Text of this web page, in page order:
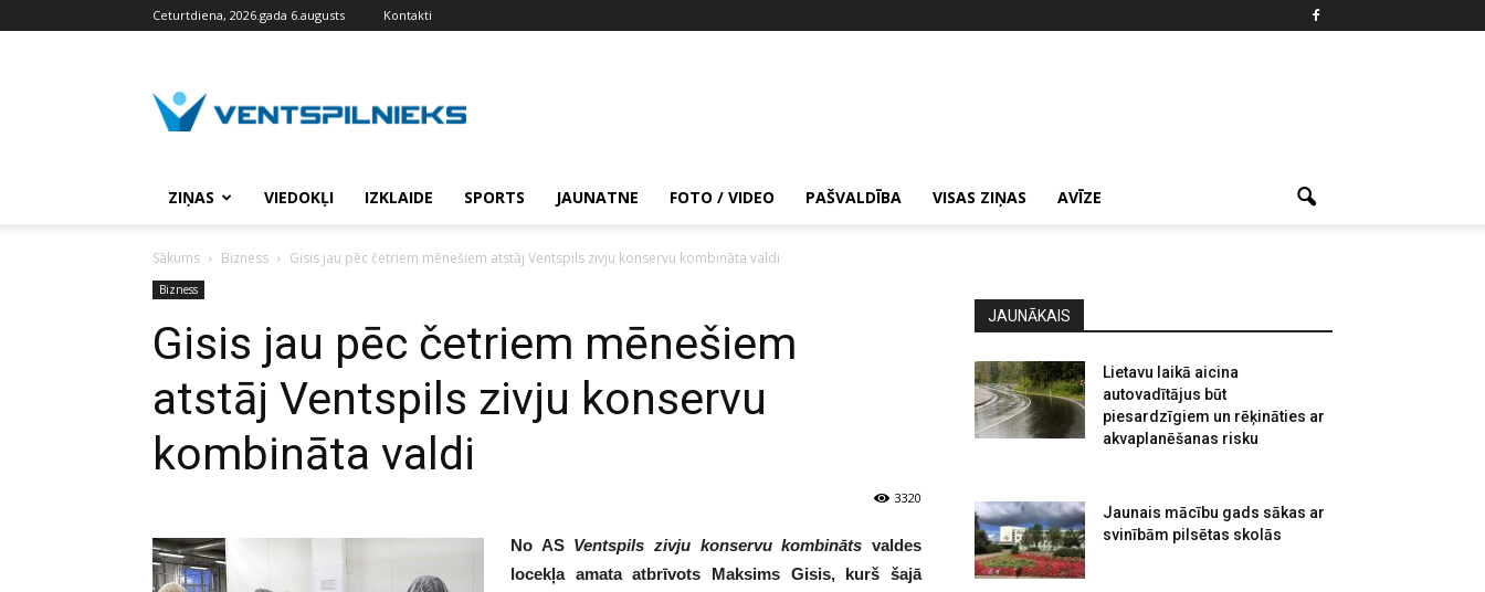
Ceturtdiena, 2026.gada 6.augusts Kontakti
ZIŅAS VIEDOKĻI IZKLAIDE SPORTS JAUNATNE FOTO / VIDEO PAŠVALDĪBA VISAS ZIŅAS AVĪZE
Sākums Bizness Gisis jau pēc četriem mēnešiem atstāj Ventspils zivju konservu kombināta valdi
Bizness
Gisis jau pēc četriem mēnešiem
atstāj Ventspils zivju konservu
kombināta valdi
3320
No AS Ventspils zivju konservu kombināts valdes
locekļa amata atbrīvots Maksims Gisis, kurš šajā
JAUNĀKAIS
Lietavu laikā aicina
autovadītājus būt
piesardzīgiem un rēķināties ar
akvaplanēšanas risku
Jaunais mācību gads sākas ar
svinībām pilsētas skolās